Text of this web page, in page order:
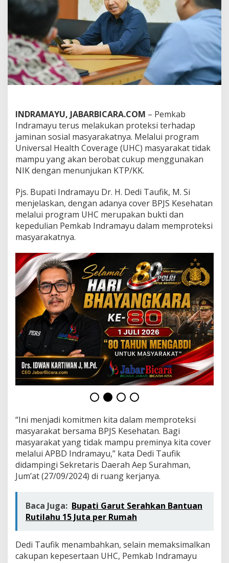
n
,
r
g
a
I
n
a
m
a
y
u
B
e
r
b
a
t
C
u
u
n
a
k
a
n
N
I
K
INDRAMAYU, JABARBICARA.COM – Pemkab
Indramayu terus melakukan proteksi terhadap
jaminan sosial masyarakatnya. Melalui program
Universal Health Coverage (UHC) masyarakat tidak
mampu yang akan berobat cukup menggunakan
NIK dengan menunjukan KTP/KK.
Pjs. Bupati Indramayu Dr. H. Dedi Taufik, M. Si
menjelaskan, dengan adanya cover BPJS Kesehatan
melalui program UHC merupakan bukti dan
kepedulian Pemkab Indramayu dalam memproteksi
masyarakatnya.
“Ini menjadi komitmen kita dalam memproteksi
masyarakat bersama BPJS Kesehatan. Bagi
masyarakat yang tidak mampu preminya kita cover
melalui APBD Indramayu,” kata Dedi Taufik
didampingi Sekretaris Daerah Aep Surahman,
Jum’at (27/09/2024) di ruang kerjanya.
Baca Juga: Bupati Garut Serahkan Bantuan
Rutilahu 15 Juta per Rumah
Dedi Taufik menambahkan, selain memaksimalkan
cakupan kepesertaan UHC, Pemkab Indramayu